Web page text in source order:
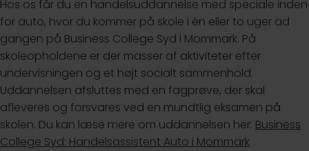
Hos os får du en handelsuddannelse med speciale inden
for auto, hvor du kommer på skole i én eller to uger ad
gangen på Business College Syd i Mommark. På
skoleopholdene er der masser af aktiviteter efter
undervisningen og et højt socialt sammenhold.
Uddannelsen afsluttes med en fagprøve, der skal
afleveres og forsvares ved en mundtlig eksamen på
skolen. Du kan læse mere om uddannelsen her: Business
College Syd: Handelsassistent Auto i Mommark